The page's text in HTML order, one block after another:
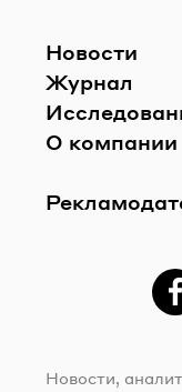
Новости
Журнал
О компании
Новости,